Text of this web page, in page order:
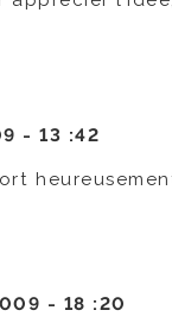
-13 :42
- 18 :20